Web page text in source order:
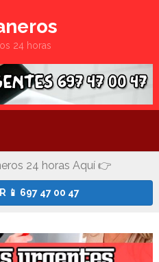
24 horas
24 horas Aquí 👉
📱 697 47 00 47